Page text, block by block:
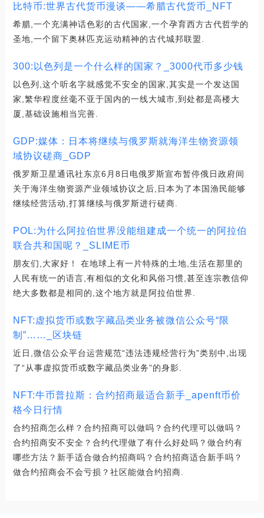
比特币:世界古代货币漫谈——希腊古代货币_NFT
希腊,一个充满神话色彩的古代国家,一个孕育西方古代哲学的
圣地,一个留下奥林匹克运动精神的古代城邦联盟.
300:以色列是一个什么样的国家？_3000代币多少钱
以色列,这个听名字就感觉不安全的国家,其实是一个发达国
家,繁华程度丝毫不亚于国内的一线大城市,到处都是高楼大
厦,基础设施相当完善.
GDP:媒体：日本将继续与俄罗斯就海洋生物资源领
域协议磋商_GDP
俄罗斯卫星通讯社东京6月8日电俄罗斯宣布暂停俄日政府间
关于海洋生物资源产业领域协议之后,日本为了本国渔民能够
继续经营活动,打算继续与俄罗斯进行磋商.
POL:为什么阿拉伯世界没能组建成一个统一的阿拉伯
联合共和国呢？_SLIME币
朋友们,大家好！ 在地球上有一片特殊的土地,生活在那里的
人民有统一的语言,有相似的文化和风俗习惯,甚至连宗教信仰
绝大多数都是相同的,这个地方就是阿拉伯世界.
NFT:虚拟货币或数字藏品类业务被微信公众号“限
制”……_区块链
近日,微信公众平台运营规范“违法违规经营行为”类别中,出现
了“从事虚拟货币或数字藏品类业务”的身影.
NFT:牛币普拉斯：合约招商最适合新手_apenft币价
格今日行情
合约招商怎么样？合约招商可以做吗？合约代理可以做吗？
合约招商安不安全？合约代理做了有什么好处吗？做合约有
哪些方法？新手适合做合约招商吗？合约招商适合新手吗？
做合约招商会不会亏损？社区能做合约招商.